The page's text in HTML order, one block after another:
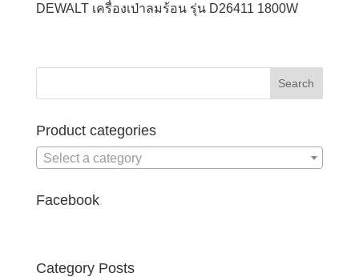
DEWALT เครื่องเป่าลมร้อน รุ่น D26411 1800W
Product categories
Select a category
Facebook
Category Posts